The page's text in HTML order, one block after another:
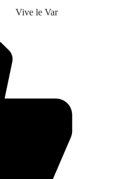
Vive le Var